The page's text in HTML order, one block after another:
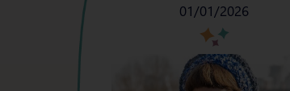
01/01/2026
s
s